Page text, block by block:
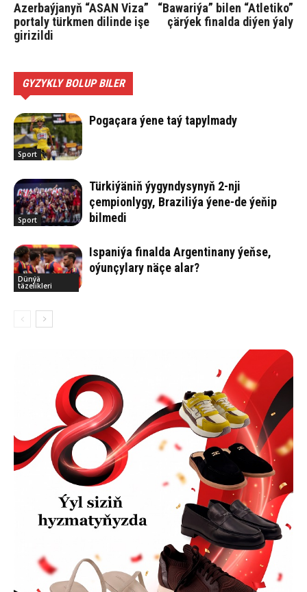
Azerbaýjanyň “ASAN Viza”
portaly türkmen dilinde işe
girizildi
“Bawariýa” bilen “Atletiko”
çärýek finalda diýen ýaly
GYZYKLY BOLUP BILER
Sport
Pogaçara ýene taý tapylmady
Sport
Türkiýäniň ýygyndysynyň 2-nji
çempionlygy, Braziliýa ýene-de ýeňip
bilmedi
Dünýä
täzelikleri
Ispaniýa finalda Argentinany ýeňse,
oýunçylary näçe alar?